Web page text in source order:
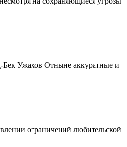
Ужахов Отныне аккуратные и
ограничений любительской